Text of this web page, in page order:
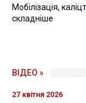
Мобілізація,
складніше
ВІДЕО »
27 квітня 2026